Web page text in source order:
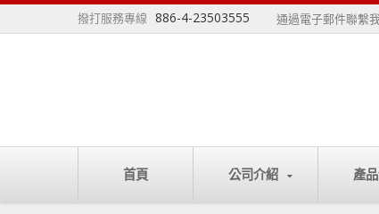
撥打服務專線 886-4-23503555 通過電子郵件聯繫
首頁 公司介紹 產